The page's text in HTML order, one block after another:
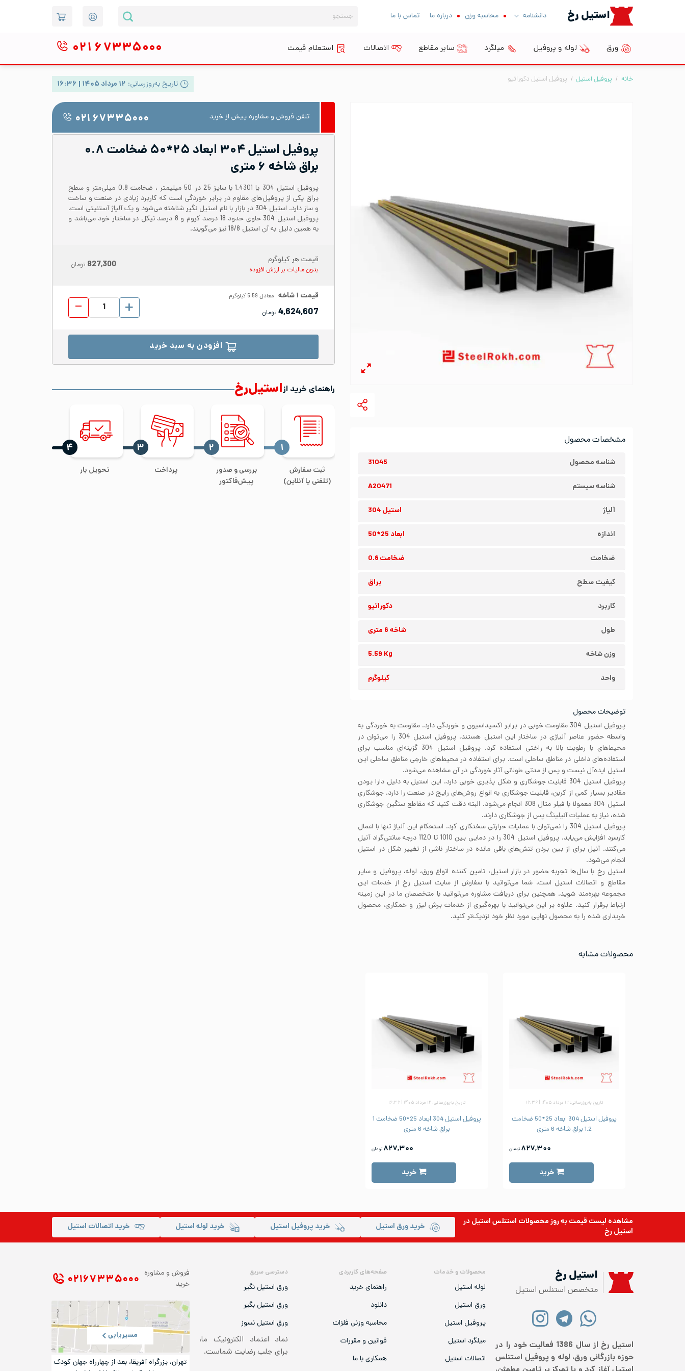
استیل رخ دانشنامه محاسبه وزن درباره ما تماس با ما
برای:
ورق لوله و پروفیل میلگرد سایر مقاطع اتصالات استعلام قیمت ۰۲۱ ۶۷۳۳۵۰۰۰
خانه / پروفیل استیل / پروفیل استیل دکوراتیو تاریخ به‌روزرسانی: ۱۲ مرداد ۱۴۰۵ | ۱۶:۳۶
مشخصات محصول
شناسه محصول 31045
شناسه سیستم A20471
آلیاژ استیل 304
اندازه ابعاد 25*50
ضخامت ضخامت 0.8
کیفیت سطح براق
کاربرد دکوراتیو
طول شاخه 6 متری
وزن شاخه 5.59 Kg
واحد کیلوگرم
توضیحات محصول
پروفیل استیل 304 مقاومت خوبی در برابر اکسیداسیون و خوردگی دارد. مقاومت به خوردگی به
واسطه حضور عناصر آلیاژی در ساختار این استیل هستند. پروفیل استیل 304 را می‌توان در
محیط‌های با رطوبت بالا به راختی استفاده کرد. پروفیل استیل 304 گزینه‌ای مناسب برای
استفاده‌های داخلی در مناطق ساحلی است. برای استفاده در محیط‌های خارجی مناطق ساحلی این
استیل ایده‌آل نیست و پس از مدتی طولانی آثار خوردگی در آن مشاهده می‌شود.
پروفیل استیل 304 قابلیت جوشکاری و شکل پذیری خوبی دارد. این استیل به دلیل دارا بودن
مقادیر بسیار کمی از کربن، قابلیت جوشکاری به انواع روش‌های رایج در صنعت را دارد. جوشکاری
استیل 304 معمولا با فیلر متال 308 انجام می‌شود. البته دقت کنید که مقاطع سنگین جوشکاری
شده، نیاز به عملیات آنیلینگ پس از جوشکاری دارند.
پروفیل استیل 304 را نمی‌توان با عملیات حرارتی سختکاری کرد. استحکام این آلیاژ تنها با اعمال
کارسرد افزایش می‌یابد. پروفیل استیل 304 را در دمایی بین 1010 تا 1120 درجه سانتی‌گراد آنیل
می‌کنند. آنیل برای از بین بردن تنش‌های باقی مانده در ساختار ناشی از تغییر شکل در استیل
انجام می‌شود.
استیل رخ با سال‌ها تجربه حضور در بازار استیل، تامین کننده انواع ورق، لوله، پروفیل و سایر
مقاطع و اتصالات استیل است. شما می‌توانید با سفارش از سایت استیل رخ از خدمات این
مجموعه بهره‌مند شوید. همچنین برای دریافت مشاوره می‌توانید با متخصصان ما در این زمینه
ارتباط برقرار کنید. علاوه بر این می‌توانید با بهره‌گیری از خدمات برش لیزر و خمکاری، محصول
خریداری شده را به محصول نهایی مورد نظر خود نزدیک‌تر کنید.
محصولات مشابه
تاریخ به‌روزرسانی: ۱۲ مرداد ۱۴۰۵ | ۱۶:۳۶
پروفیل استیل 304 ابعاد 25*50 ضخامت
1.2 براق شاخه 6 متری
۸۲۷,۳۰۰ تومان
خرید
تاریخ به‌روزرسانی: ۱۲ مرداد ۱۴۰۵ | ۱۶:۳۶
پروفیل استیل 304 ابعاد 25*50 ضخامت 1
براق شاخه 6 متری
۸۲۷,۳۰۰ تومان
خرید
تلفن فروش و مشاوره پیش از خرید ۰۲۱ ۶۷۳۳۵۰۰۰
پروفیل استیل ۳۰۴ ابعاد ۲۵*۵۰ ضخامت ۰.۸
براق شاخه ۶ متری
پروفیل استیل 304 یا 1.4301 با سایز 25 در 50 میلیمتر ، ضخامت 0.8 میلی‌متر و سطح
براق یکی از پروفیل‌های مقاوم در برابر خوردگی است که کاربرد زیادی در صنعت و ساخت
و ساز دارد. استیل 304 در بازار با نام استیل نگیر شناخته می‌شود و یک آلیاژ آستنیتی است.
پروفیل استیل 304 حاوی حدود 18 درصد کروم و 8 درصد نیکل در ساختار خود می‌باشد و
به همین دلیل به آن استیل 18/8 نیز می‌گویند.
قیمت هر کیلوگرم
بدون مالیات بر ارزش افزوده 827,300 تومان
قیمت ۱شاخه معادل 5.59 کیلوگرم
4,624,607تومان
پروفیل استیل 304 ابعاد 25*50 ضخامت 0.8 براق شاخه 6 متری عدد
افزودن به سبد خرید
راهنمای خرید ازاستیل‌رخ
ثبت سفارش
(تلفنی یا آنلاین)
‍۱
بررسی و صدور
پیش‌فاکتور
‍۲
پرداخت
‍۳
تحویل بار
‍۴
مشاهده لیست قیمت به روزمحصولات استنلس استیلدر
استیل رخ
خرید ورق استیل خرید پروفیل استیل خرید لوله استیل خرید اتصالات استیل
استیل رخ
متخصص استنلس استیل
استیل رخ از سال 1386 فعالیت خود را در
حوزه بازرگانی ورق، لوله و پروفیل استنلس
محصولات و خدمات
لوله استیل
ورق استیل
پروفیل استیل
میلگرد استیل
اتصالات استیل
صفحه‌های کاربردی
راهنمای خرید
دانلود
محاسبه وزنی فلزات
قوانین و مقررات
همکاری با ما
دسترسی سریع
ورق استیل نگیر
ورق استیل بگیر
ورق استیل نسوز
نماد اعتماد الکترونیک ما،
برای جلب رضایت شماست.
فروش و مشاوره
خرید
۰۲۱ ۶۷۳۳۵۰۰۰
مسیریابی
تهران، بزرگراه آفریقا، بعد از چهارراه جهان کودک